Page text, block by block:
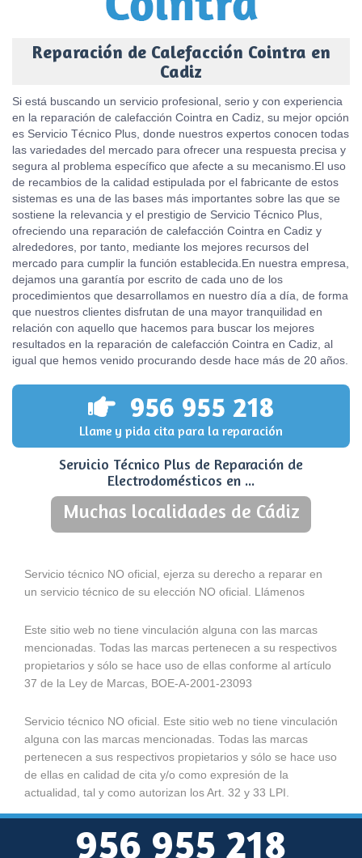
Reparación de Calefacción Cointra en
Cadiz
Si está buscando un servicio profesional, serio y con experiencia
en la reparación de calefacción Cointra en Cadiz, su mejor opción
es Servicio Técnico Plus, donde nuestros expertos conocen todas
las variedades del mercado para ofrecer una respuesta precisa y
segura al problema específico que afecte a su mecanismo.El uso
de recambios de la calidad estipulada por el fabricante de estos
sistemas es una de las bases más importantes sobre las que se
sostiene la relevancia y el prestigio de Servicio Técnico Plus,
ofreciendo una reparación de calefacción Cointra en Cadiz y
alrededores, por tanto, mediante los mejores recursos del
mercado para cumplir la función establecida.En nuestra empresa,
dejamos una garantía por escrito de cada uno de los
procedimientos que desarrollamos en nuestro día a día, de forma
que nuestros clientes disfrutan de una mayor tranquilidad en
relación con aquello que hacemos para buscar los mejores
resultados en la reparación de calefacción Cointra en Cadiz, al
igual que hemos venido procurando desde hace más de 20 años.
956 955 218
Llame y pida cita para la reparación
Servicio Técnico Plus de Reparación de
Electrodomésticos en ...
Muchas localidades de Cádiz
Servicio técnico NO oficial, ejerza su derecho a reparar en
un servicio técnico de su elección NO oficial. Llámenos
Este sitio web no tiene vinculación alguna con las marcas
mencionadas. Todas las marcas pertenecen a su respectivos
propietarios y sólo se hace uso de ellas conforme al artículo
37 de la Ley de Marcas, BOE-A-2001-23093
Servicio técnico NO oficial. Este sitio web no tiene vinculación
alguna con las marcas mencionadas. Todas las marcas
pertenecen a sus respectivos propietarios y sólo se hace uso
de ellas en calidad de cita y/o como expresión de la
actualidad, tal y como autorizan los Art. 32 y 33 LPI.
956 955 218